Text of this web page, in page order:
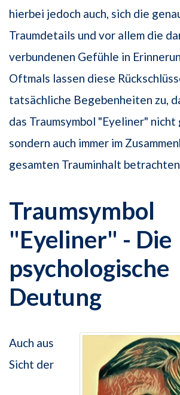
hierbei jedoch auch, sich die
Traumdetails und vor allem die
verbundenen Gefühle in
Oftmals lassen diese
tatsächliche Begebenheiten zu,
das Traumsymbol "Eyeliner"
sondern auch immer im
gesamten Trauminhalt
Traumsymbol
"Eyeliner" - Die
psychologische
Deutung
Auch aus
Sicht der